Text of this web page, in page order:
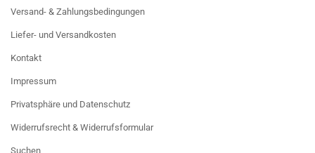
Versand- & Zahlungsbedingungen
Liefer- und Versandkosten
Kontakt
Impressum
Privatsphäre und Datenschutz
Widerrufsrecht & Widerrufsformular
Suchen